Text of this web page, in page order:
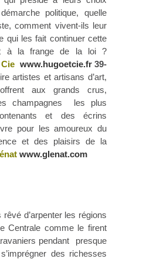
politique, quelle
comment vivent-ils leur
qui les fait continuer cette
à la frange de la loi ?
www.hugoetcie.fr 39-
artistes et artisans d’art,
aux grands crus,
champagnes les plus
et des écrins
pour les amoureux du
et des plaisirs de la
www.glenat.com
rêvé d’arpenter les régions
Centrale comme le firent
pendant presque
des richesses